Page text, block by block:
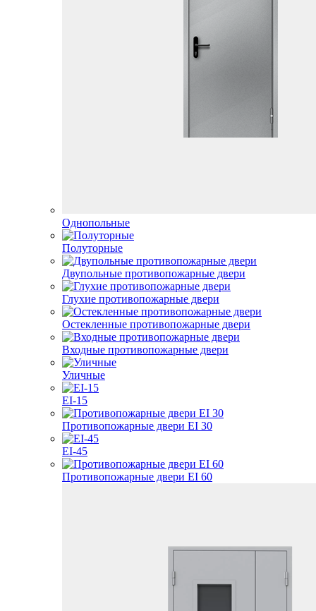
Однопольные
Полуторные
Двупольные противопожарные двери
Глухие противопожарные двери
Остекленные противопожарные двери
Входные противопожарные двери
Уличные
EI-15
Противопожарные двери EI 30
EI-45
Противопожарные двери EI 60